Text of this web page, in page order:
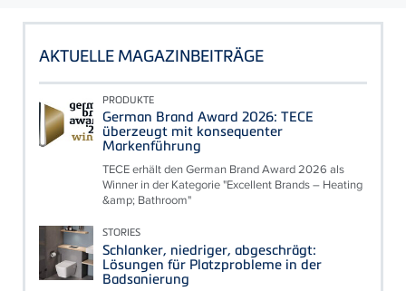
AKTUELLE MAGAZINBEITRÄGE
PRODUKTE
German Brand Award 2026: TECE
überzeugt mit konsequenter
Markenführung
TECE erhält den German Brand Award 2026 als
Winner in der Kategorie "Excellent Brands – Heating
&amp; Bathroom"
STORIES
Schlanker, niedriger, abgeschrägt:
Lösungen für Platzprobleme in der
Badsanierung